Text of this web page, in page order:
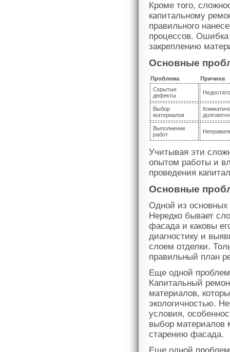
Кроме того,
капитальному
правильного
процессов.
закреплению
Основные
Проблема
Причина
Скрытые
дефекты
Выбор
материалов
Выполнение
работ
Учитывая эти
опытом работы и
проведения
Основные
Одной из основных
Нередко бывает
фасада и каковы
диагностику и
слоем отделки.
правильный план
Еще одной
Капитальный
материалов,
экологичностью.
условия,
выбор материалов
старению фасада.